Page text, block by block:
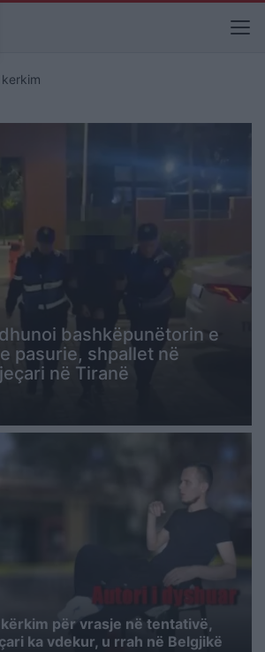
bashkëpunëtorin e
pasurie, shpallet në
në Tiranë
për vrasje në tentativë,
ka vdekur, u rrah në Belgjikë